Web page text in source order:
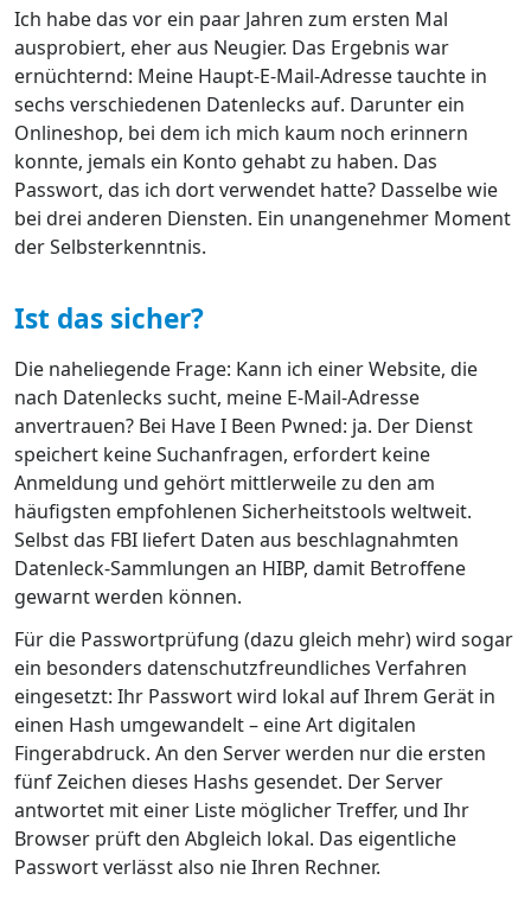
Ich habe das vor ein paar Jahren zum ersten Mal
ausprobiert, eher aus Neugier. Das Ergebnis war
ernüchternd: Meine Haupt-E-Mail-Adresse tauchte in
sechs verschiedenen Datenlecks auf. Darunter ein
Onlineshop, bei dem ich mich kaum noch erinnern
konnte, jemals ein Konto gehabt zu haben. Das
Passwort, das ich dort verwendet hatte? Dasselbe wie
bei drei anderen Diensten. Ein unangenehmer Moment
der Selbsterkenntnis.
Ist das sicher?
Die naheliegende Frage: Kann ich einer Website, die
nach Datenlecks sucht, meine E-Mail-Adresse
anvertrauen? Bei Have I Been Pwned: ja. Der Dienst
speichert keine Suchanfragen, erfordert keine
Anmeldung und gehört mittlerweile zu den am
häufigsten empfohlenen Sicherheitstools weltweit.
Selbst das FBI liefert Daten aus beschlagnahmten
Datenleck-Sammlungen an HIBP, damit Betroffene
gewarnt werden können.
Für die Passwortprüfung (dazu gleich mehr) wird sogar
ein besonders datenschutzfreundliches Verfahren
eingesetzt: Ihr Passwort wird lokal auf Ihrem Gerät in
einen Hash umgewandelt – eine Art digitalen
Fingerabdruck. An den Server werden nur die ersten
fünf Zeichen dieses Hashs gesendet. Der Server
antwortet mit einer Liste möglicher Treffer, und Ihr
Browser prüft den Abgleich lokal. Das eigentliche
Passwort verlässt also nie Ihren Rechner.